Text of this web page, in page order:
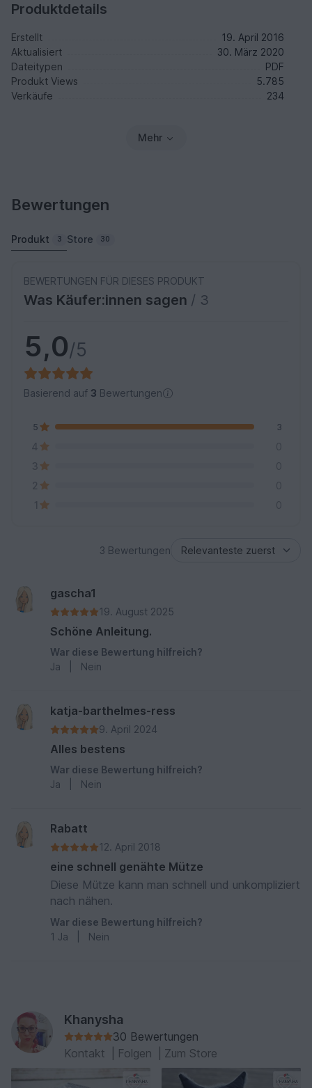
Produktdetails
Erstellt
19. April 2016
Aktualisiert
30. März 2020
Dateitypen
PDF
Produkt Views
5.785
Verkäufe
234
Mehr
Bewertungen
Produkt 3 Store 30
BEWERTUNGEN FÜR DIESES PRODUKT
Was Käufer:innen sagen / 3
5,0/5
Basierend auf 3 Bewertungen
5 3
4
0
3
0
2
0
1
0
3 Bewertungen
gascha1
19. August 2025
Schöne Anleitung.
War diese Bewertung hilfreich?
Ja
Nein
katja-barthelmes-ress
9. April 2024
Alles bestens
War diese Bewertung hilfreich?
Ja
Nein
Rabatt
12. April 2018
eine schnell genähte Mütze
Diese Mütze kann man schnell und unkompliziert
nach nähen.
War diese Bewertung hilfreich?
1 Ja Nein
Khanysha
30 Bewertungen
Kontakt
Folgen Zum Store